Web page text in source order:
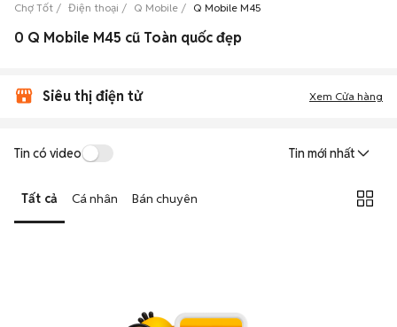
Chợ Tốt Điện thoại Q Mobile Q Mobile M45
0 Q Mobile M45 cũ Toàn quốc đẹp
Siêu thị điện tử Xem Cửa hàng
Tin có video Tin mới nhất
Tất cả Cá nhân Bán chuyên